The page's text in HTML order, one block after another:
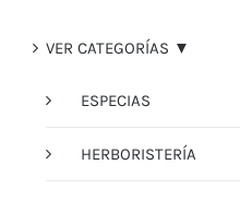
VER CATEGORÍAS ▼
ESPECIAS
HERBORISTERÍA